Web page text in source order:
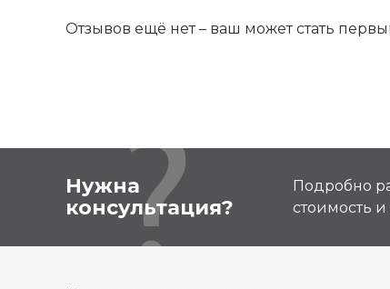
Отзывов ещё нет – ваш может стать
Нужна
консультация?
Подробно
стоимость